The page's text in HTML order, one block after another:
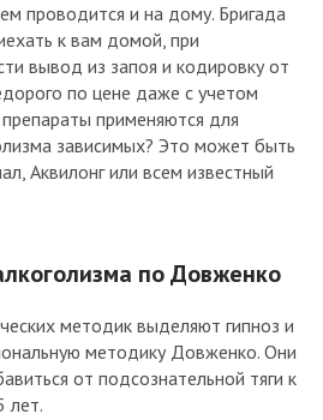
проводится и на дому. Бригада
к вам домой, при
вывод из запоя и кодировку от
по цене даже с учетом
применяются для
зависимых? Это может быть
Аквилонг или всем известный
по Довженко
методик выделяют гипноз и
методику Довженко. Они
от подсознательной тяги к
лет.